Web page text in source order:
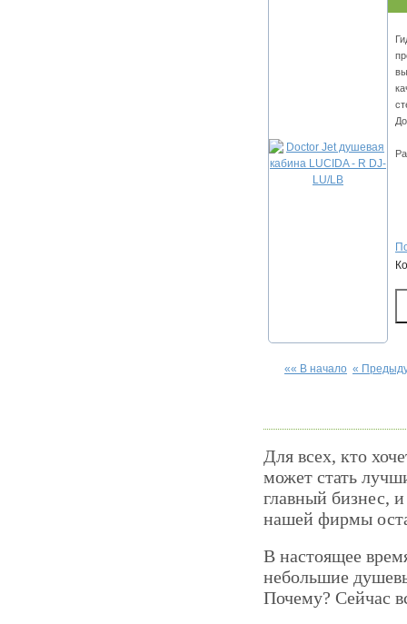
«« В начало «
Для всех, кто
может стать
главный бизнес,
нашей фирмы
В настоящее
небольшие
Почему? Сейчас